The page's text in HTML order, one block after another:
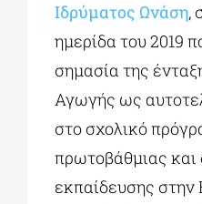
Ιδρύματος Ωνάση,
ημερίδα του 2019
σημασία της
Αγωγής ως
στο σχολικό
πρωτοβάθμιας και
εκπαίδευσης στην